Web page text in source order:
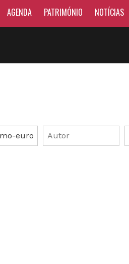
AGENDA PATRIMÓNIO NOTÍCIAS